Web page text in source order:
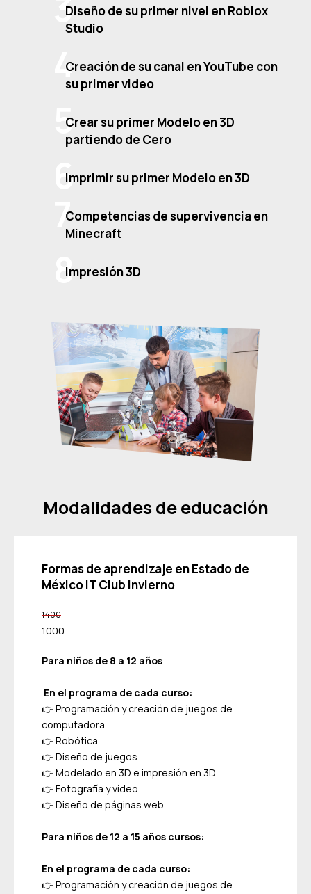
Diseño de su primer nivel en Roblox
Studio
Creación de su canal en YouTube con
su primer video
Crear su primer Modelo en 3D
partiendo de Cero
Imprimir su primer Modelo en 3D
Competencias de supervivencia en
Minecraft
Impresión 3D
Modalidades de educación
Formas de aprendizaje en Estado de
México IT Club Invierno
1400
1000
Para niños de 8 a 12 años
En el programa de cada curso:
👉 Programación y creación de juegos de
computadora
👉 Robótica
👉 Diseño de juegos
👉 Modelado en 3D e impresión en 3D
👉 Fotografía y vídeo
👉 Diseño de páginas web
Para niños de 12 a 15 años cursos:
En el programa de cada curso:
👉 Programación y creación de juegos de